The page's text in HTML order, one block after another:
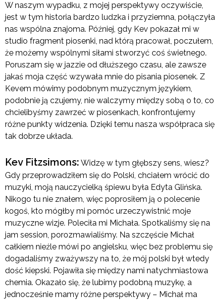
W naszym wypadku, z mojej perspektywy oczywiście,
jest w tym historia bardzo ludzka i przyziemna, połączyła
nas wspólna znajoma. Później, gdy Kev pokazał mi w
studio fragment piosenki, nad którą pracował, poczułem,
że możemy wspólnymi siłami stworzyć coś świetnego.
Poruszam się w jazzie od dłuższego czasu, ale zawsze
jakaś moja część wzywała mnie do pisania piosenek. Z
Kevem mówimy podobnym muzycznym językiem,
podobnie ją czujemy, nie walczymy między sobą o to, co
chcielibyśmy zawrzeć w piosenkach, konfrontujemy
różne punkty widzenia. Dzięki temu nasza współpraca się
tak dobrze układa.
Kev Fitzsimons: Widzę w tym głębszy sens, wiesz?
Gdy przeprowadziłem się do Polski, chciałem wrócić do
muzyki, moją nauczycielką śpiewu była Edyta Glińska.
Nikogo tu nie znałem, więc poprosiłem ją o polecenie
kogoś, kto mógłby mi pomóc urzeczywistnić moje
muzyczne wizje. Poleciła mi Michała. Spotkaliśmy się na
jam session, porozmawialiśmy. Na szczęście Michał
całkiem nieźle mówi po angielsku, więc bez problemu się
dogadaliśmy zważywszy na to, że mój polski był wtedy
dość kiepski. Pojawiła się między nami natychmiastowa
chemia. Okazało się, że lubimy podobną muzykę, a
jednocześnie mamy różne perspektywy – Michał ma